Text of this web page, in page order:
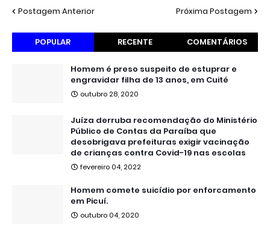
Postagem Anterior Próxima Postagem
POPULAR RECENTE COMENTÁRIOS
Homem é preso suspeito de estuprar e
engravidar filha de 13 anos, em Cuité
outubro 28, 2020
Juíza derruba recomendação do Ministério
Público de Contas da Paraíba que
desobrigava prefeituras exigir vacinação
de crianças contra Covid-19 nas escolas
fevereiro 04, 2022
Homem comete suicídio por enforcamento
em Picuí.
outubro 04, 2020